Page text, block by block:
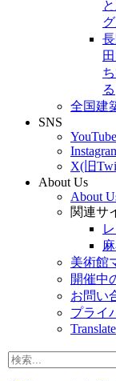
る
全国建
SNS
YouTube
X(旧
About Us
About
関連サ
美術館
開催中
お問い
プライ
Translate
検
索...